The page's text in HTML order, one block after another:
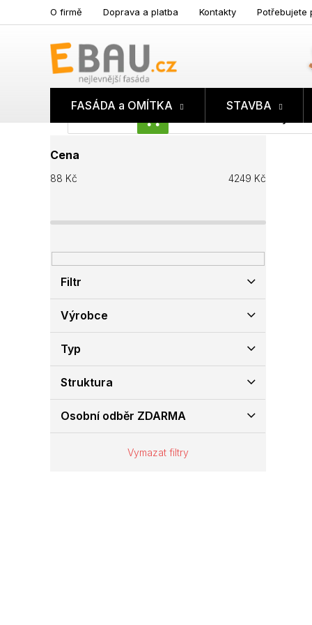
na
O firmě Doprava a platba Kontakty Potřebujete
NÁKUPNÍ
FASÁDA a OMÍTKA STAVBA
o
s
a
n
í
a
Cena
88 Kč 4249 Kč
Filtr
Výrobce
Typ
Struktura
Osobní odběr ZDARMA
Vymazat filtry